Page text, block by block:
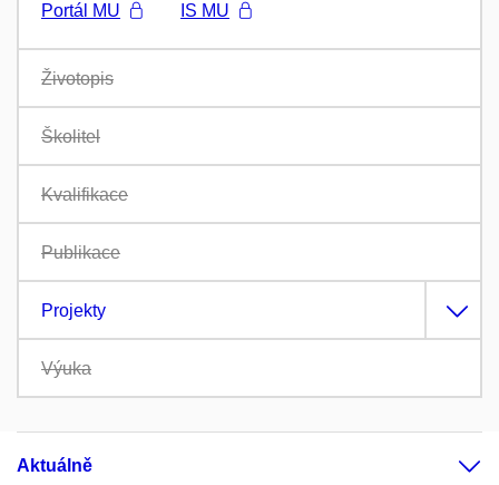
Portál MU
IS MU
Životopis
Školitel
Kvalifikace
Publikace
Projekty
Výuka
Aktuálně